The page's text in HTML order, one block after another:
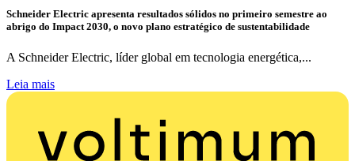
Schneider Electric apresenta resultados sólidos no primeiro semestre ao
abrigo do Impact 2030, o novo plano estratégico de sustentabilidade
A Schneider Electric, líder global em tecnologia energética,...
Leia mais